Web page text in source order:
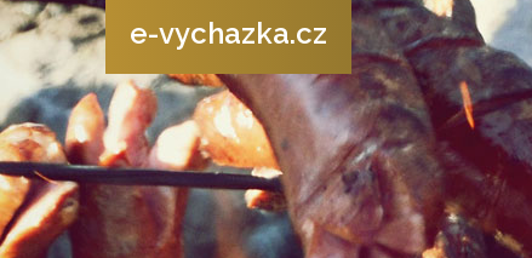
e-vychazka.cz